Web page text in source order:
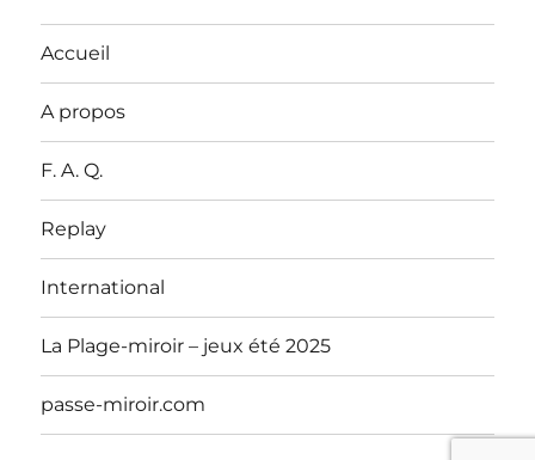
Accueil
A propos
F. A. Q.
Replay
International
La Plage-miroir – jeux été 2025
passe-miroir.com